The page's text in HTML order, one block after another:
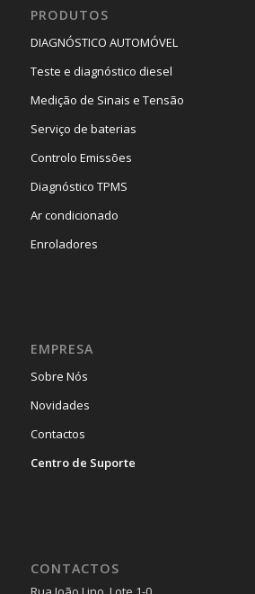
PRODUTOS
DIAGNÓSTICO AUTOMÓVEL
Teste e diagnóstico diesel
Medição de Sinais e Tensão
Serviço de baterias
Controlo Emissões
Diagnóstico TPMS
Ar condicionado
Enroladores
EMPRESA
Sobre Nós
Novidades
Contactos
Centro de Suporte
CONTACTOS